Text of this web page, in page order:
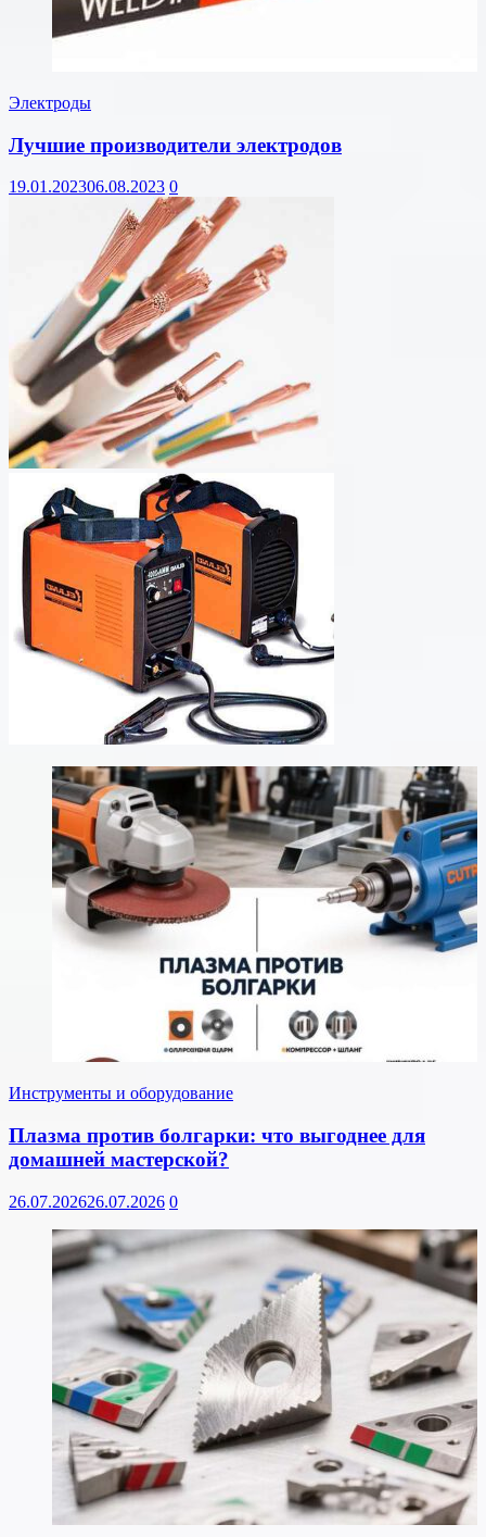
Электроды
Лучшие производители электродов
19.01.202306.08.2023 0
Инструменты и оборудование
Плазма против болгарки: что выгоднее для
домашней мастерской?
26.07.202626.07.2026 0